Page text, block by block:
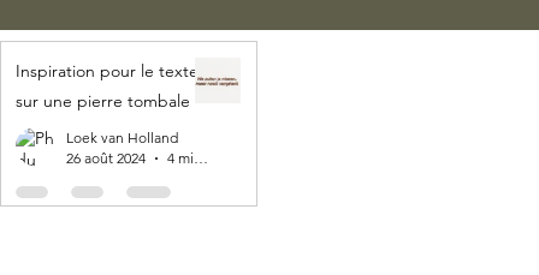
Inspiration pour le texte
sur une pierre tombale
Loek van Holland
26 août 2024
4 min de lecture